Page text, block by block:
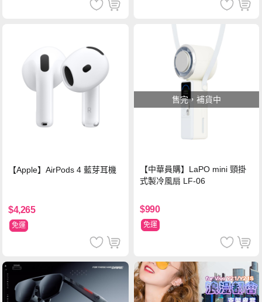
【Apple】AirPods 4 藍芽耳機
$4,265
免運
售完，補貨中
【中華員購】LaPO mini 頸掛
式製冷風扇 LF-06
$990
免運